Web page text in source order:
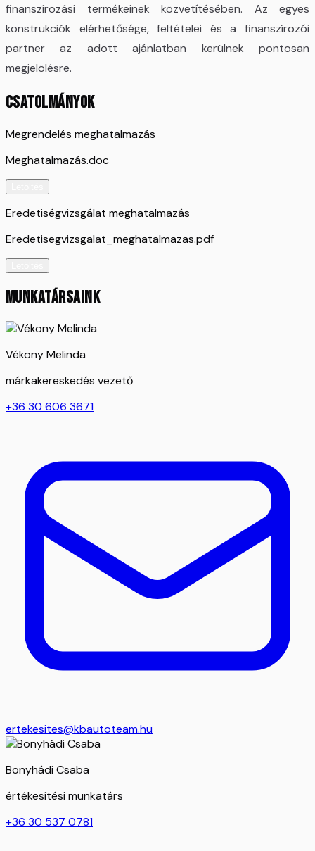
finanszírozási termékeinek közvetítésében. Az egyes
konstrukciók elérhetősége, feltételei és a finanszírozói
partner az adott ajánlatban kerülnek pontosan
megjelölésre.
CSATOLMÁNYOK
Megrendelés meghatalmazás
Meghatalmazás.doc
Eredetiségvizsgálat meghatalmazás
Eredetisegvizsgalat_meghatalmazas.pdf
MUNKATÁRSAINK
Vékony Melinda
márkakereskedés vezető
+36 30 606 3671
ertekesites@kbautoteam.hu
Bonyhádi Csaba
értékesítési munkatárs
+36 30 537 0781